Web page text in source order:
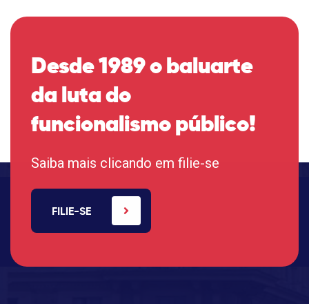
Desde 1989 o baluarte
da luta do
funcionalismo público!
Saiba mais clicando em filie-se
FILIE-SE